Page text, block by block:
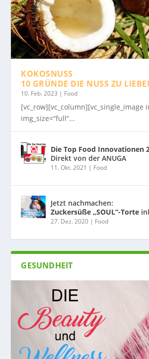
KOKOSNUSS
10 GRÜNDE DIE NUSS ZU
10. Feb. 2023 | Food
[vc_row][vc_column][vc_single_image
img_size=“full“...
Die Top Food Innovationen
Direkt von der ANUGA
11. Okt. 2021 | Food
Jetzt nachmachen:
Zuckersüße „SOUL“-Torte
27. Dez. 2020 | Food
GESUNDHEIT